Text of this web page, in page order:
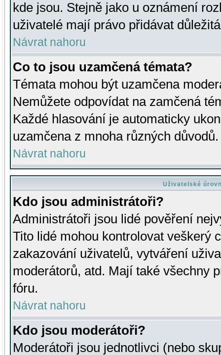
kde jsou. Stejně jako u oznámení
uživatelé mají právo přidávat
Návrat nahoru
Co to jsou uzamčená témata?
Témata mohou být uzamčena
Nemůžete odpovídat na zamčená
Každé hlasování je automaticky
uzamčena z mnoha různých důvodů.
Návrat nahoru
Uživatelské
Kdo jsou administrátoři?
Administrátoři jsou lidé pověření
Tito lidé mohou kontrolovat veškerý
zakazování uživatelů, vytváření
moderátorů, atd. Mají také všechny
fóru.
Návrat nahoru
Kdo jsou moderátoři?
Moderátoři jsou jednotlivci (nebo